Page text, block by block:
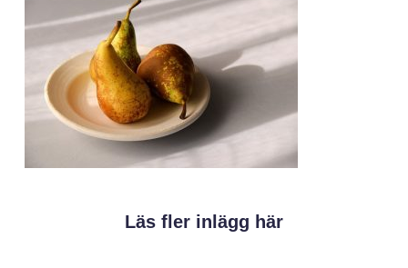
Läs fler inlägg här